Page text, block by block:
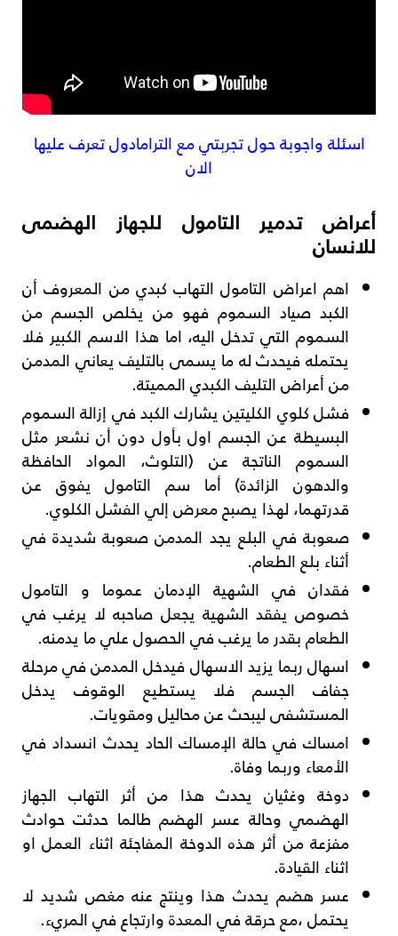
اسئلة واجوبة حول تجربتي مع الترامادول تعرف عليها
الان
أعراض تدمير التامول للجهاز الهضمى
للانسان
اهم اعراض التامول التهاب كبدي من المعروف أن
الكبد صياد السموم فهو من يخلص الجسم من
السموم التي تدخل اليه، اما هذا الاسم الكبير فلا
يحتمله فيحدث له ما يسمى بالتليف يعاني المدمن
من أعراض التليف الكبدي المميتة.
فشل كلوي الكليتين يشارك الكبد في إزالة السموم
البسيطة عن الجسم اول بأول دون أن نشعر مثل
السموم الناتجة عن (التلوث، المواد الحافظة
والدهون الزائدة) أما سم التامول يفوق عن
قدرتهما، لهذا يصبح معرض إلي الفشل الكلوي.
صعوبة في البلع يجد المدمن صعوبة شديدة في
أثناء بلع الطعام.
فقدان في الشهية الإدمان عموما و التامول
خصوص يفقد الشهية يجعل صاحبه لا يرغب في
الطعام بقدر ما يرغب في الحصول علي ما يدمنه.
اسهال ربما يزيد الاسهال فيدخل المدمن في مرحلة
جفاف الجسم فلا يستطيع الوقوف يدخل
المستشفى ليبحث عن محاليل ومقويات.
امساك في حالة الإمساك الحاد يحدث انسداد في
الأمعاء وربما وفاة.
دوخة وغثيان يحدث هذا من أثر التهاب الجهاز
الهضمي وحالة عسر الهضم طالما حدثت حوادث
مفزعة من أثر هذه الدوخة المفاجئة اثناء العمل او
اثناء القيادة.
عسر هضم يحدث هذا وينتج عنه مغص شديد لا
يحتمل ،مع حرقة في المعدة وارتجاع في المريء.